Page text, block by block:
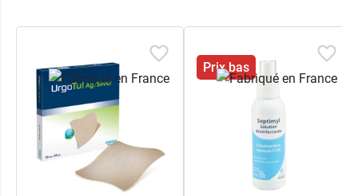
Prix bas